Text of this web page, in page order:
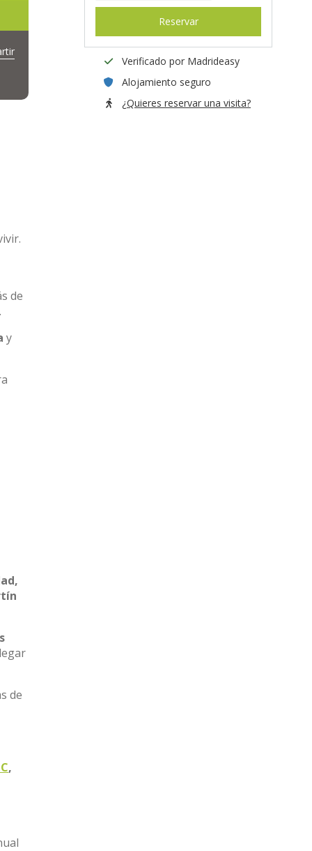
de
y
de
,
Reservar
Verificado por Madrideasy
Alojamiento seguro
¿Quieres reservar una visita?